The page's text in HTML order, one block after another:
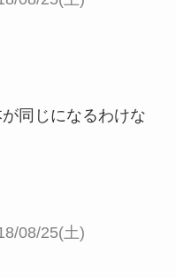
同じになるわけな
08/25(土)